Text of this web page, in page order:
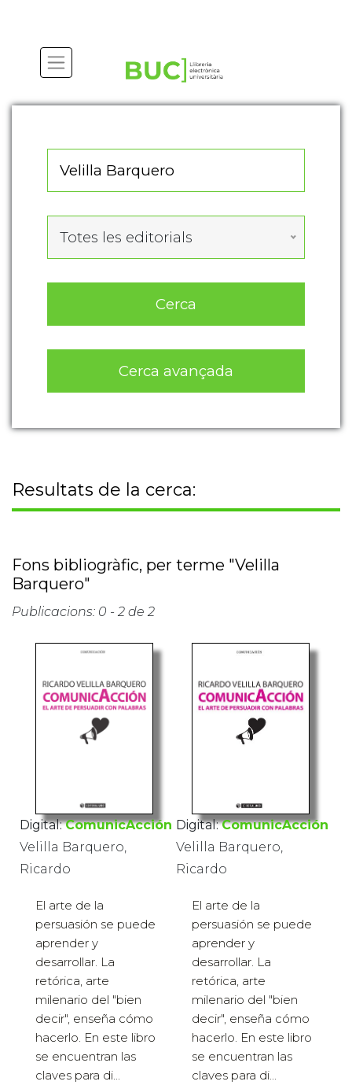
Totes les editorials
Cerca
Cerca avançada
Resultats de la cerca:
Fons bibliogràfic, per terme "Velilla
Barquero"
Publicacions: 0 - 2 de 2
Digital: ComunicAcción
Velilla Barquero,
Ricardo
El arte de la
persuasión se puede
aprender y
desarrollar. La
retórica, arte
milenario del "bien
decir", enseña cómo
hacerlo. En este libro
se encuentran las
claves para di...
Digital: ComunicAcción
Velilla Barquero,
Ricardo
El arte de la
persuasión se puede
aprender y
desarrollar. La
retórica, arte
milenario del "bien
decir", enseña cómo
hacerlo. En este libro
se encuentran las
claves para di...